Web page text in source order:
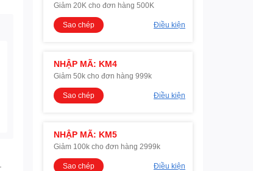
Giảm 20K cho đơn hàng 500K
Sao chép Điều kiện
NHẬP MÃ: KM4
Giảm 50k cho đơn hàng 999k
Sao chép Điều kiện
NHẬP MÃ: KM5
Giảm 100k cho đơn hàng 2999k
Sao chép Điều kiện